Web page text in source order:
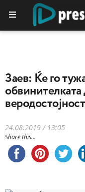
Заев: Ќе го
обвинителката
24.08.2019 / 13:05
Share this...